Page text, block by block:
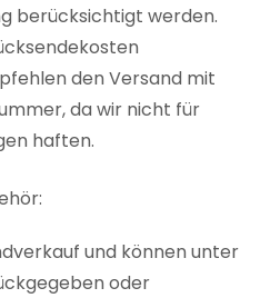
berücksichtigt werden.
den Versand mit
da wir nicht für
haften.
und können unter
oder